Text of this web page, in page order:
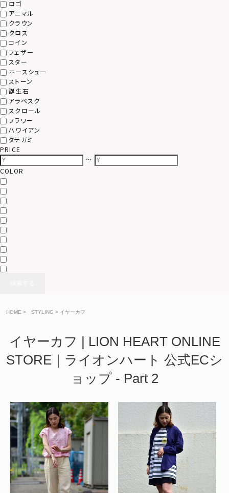
ロゴ
アニマル
クラウン
クロス
コイン
フェザー
スター
ホースシュー
ストーン
誕生石
アラベスク
スクロール
フラワー
ハワイアン
タテガミ
PRICE
〜
COLOR
HOME > > イヤーカフ
イヤーカフ | LION HEART ONLINE
STORE｜ライオンハート 公式ECシ
ョップ - Part 2